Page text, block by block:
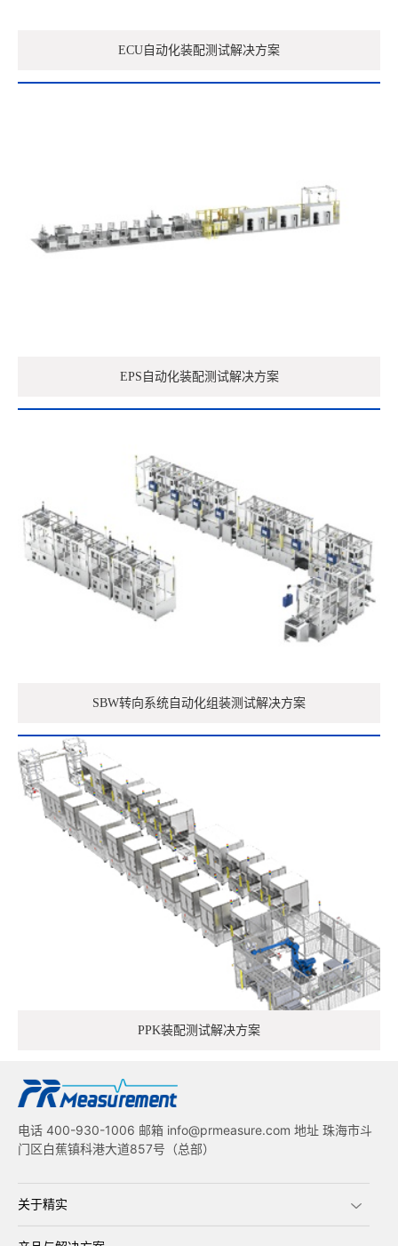
ECU自动化装配测试解决方案
EPS自动化装配测试解决方案
SBW转向系统自动化组装测试解决方案
PPK装配测试解决方案
电话 400-930-1006 邮箱 info@prmeasure.com 地址 珠海市斗
门区白蕉镇科港大道857号（总部）
关于精实